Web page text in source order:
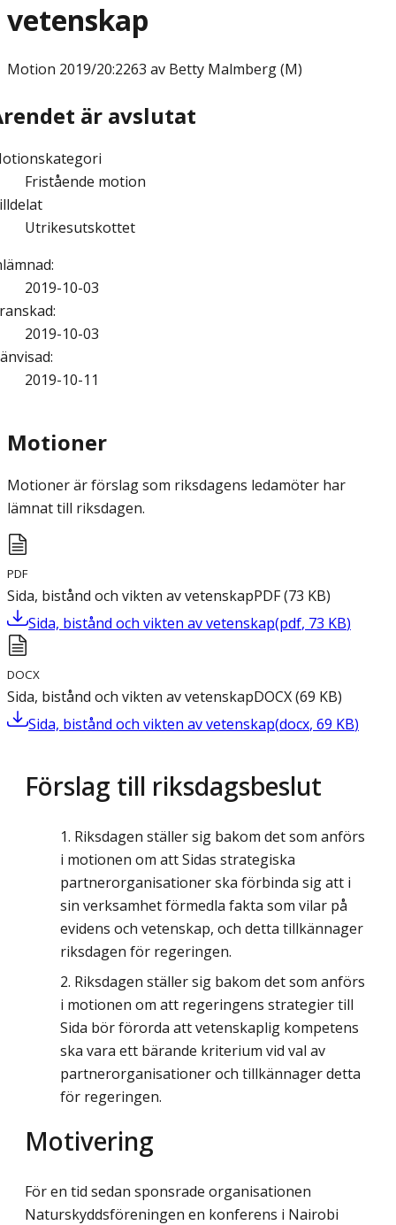
vetenskap
Motion 2019/20:2263 av Betty Malmberg (M)
är avslutat
Fristående motion
Utrikesutskottet
:
2019-10-03
:
2019-10-03
:
2019-10-11
Motioner
Motioner är förslag som riksdagens ledamöter har
lämnat till riksdagen.
PDF
Sida, bistånd och vikten av vetenskapPDF(73 KB)
Sida, bistånd och vikten av vetenskap(pdf, 73 KB)
DOCX
Sida, bistånd och vikten av vetenskapDOCX(69 KB)
Sida, bistånd och vikten av vetenskap(docx, 69 KB)
Förslag till riksdagsbeslut
Riksdagen ställer sig bakom det som anförs
i motionen om att Sidas strategiska
partnerorganisationer ska förbinda sig att i
sin verksamhet förmedla fakta som vilar på
evidens och vetenskap, och detta tillkännager
riksdagen för regeringen.
Riksdagen ställer sig bakom det som anförs
i motionen om att regeringens strategier till
Sida bör förorda att vetenskaplig kompetens
ska vara ett bärande kriterium vid val av
partnerorganisationer och tillkännager detta
för regeringen.
Motivering
För en tid sedan sponsrade organisationen
Naturskyddsföreningen en konferens i Nairobi